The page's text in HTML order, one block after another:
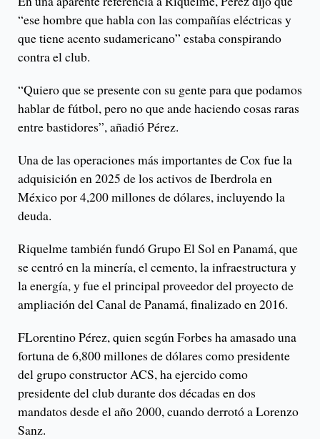
“ese hombre que habla con las compañías eléctricas y
que tiene acento sudamericano” estaba conspirando
contra el club.
“Quiero que se presente con su gente para que podamos
hablar de fútbol, ​​pero no que ande haciendo cosas raras
entre bastidores”, añadió Pérez.
Una de las operaciones más importantes de Cox fue la
adquisición en 2025 de los activos de Iberdrola en
México por 4,200 millones de dólares, incluyendo la
deuda.
Riquelme también fundó Grupo El Sol en Panamá, que
se centró en la minería, el cemento, la infraestructura y
la energía, y fue el principal proveedor del proyecto de
ampliación del Canal de Panamá, finalizado en 2016.
FLorentino Pérez, quien según Forbes ha amasado una
fortuna de 6,800 millones de dólares como presidente
del grupo constructor ACS, ha ejercido como
presidente del club durante dos décadas en dos
mandatos desde el año 2000, cuando derrotó a Lorenzo
Sanz.